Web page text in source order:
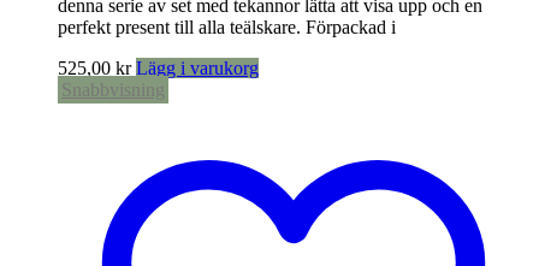
denna serie av set med tekannor lätta att visa upp och en
perfekt present till alla teälskare. Förpackad i
525,00 kr Lägg i varukorg
Snabbvisning